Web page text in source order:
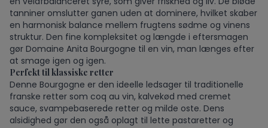
tanniner omslutter ganen uden at dominere, hvilket skaber
en harmonisk balance mellem frugtens sødme og vinens
struktur. Den fine kompleksitet og længde i eftersmagen
gør Domaine Anita Bourgogne til en vin, man længes efter
at smage igen og igen.
Perfekt til klassiske retter
Denne Bourgogne er den ideelle ledsager til traditionelle
franske retter som coq au vin, kalvekød med cremet
sauce, svampebaserede retter og milde oste. Dens
alsidighed gør den også oplagt til lette pastaretter og